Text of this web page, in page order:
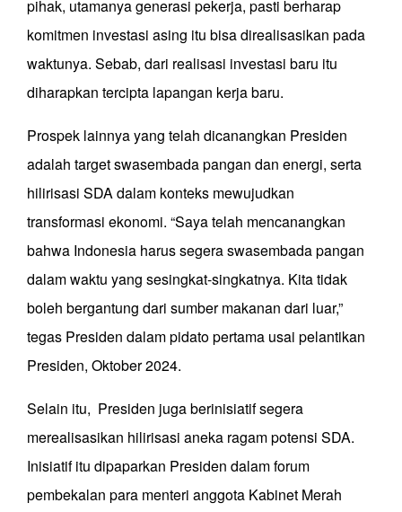
pihak, utamanya generasi pekerja, pasti berharap
komitmen investasi asing itu bisa direalisasikan pada
waktunya. Sebab, dari realisasi investasi baru itu
diharapkan tercipta lapangan kerja baru.
Prospek lainnya yang telah dicanangkan Presiden
adalah target swasembada pangan dan energi, serta
hilirisasi SDA dalam konteks mewujudkan
transformasi ekonomi. “Saya telah mencanangkan
bahwa Indonesia harus segera swasembada pangan
dalam waktu yang sesingkat-singkatnya. Kita tidak
boleh bergantung dari sumber makanan dari luar,”
tegas Presiden dalam pidato pertama usai pelantikan
Presiden, Oktober 2024.
Selain itu, Presiden juga berinisiatif segera
merealisasikan hilirisasi aneka ragam potensi SDA.
Inisiatif itu dipaparkan Presiden dalam forum
pembekalan para menteri anggota Kabinet Merah